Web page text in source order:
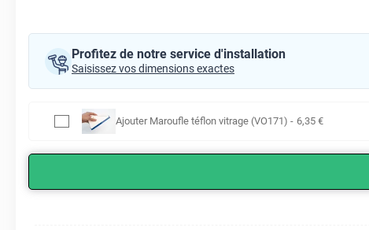
Profitez de notre service d'installation
Saisissez vos dimensions exactes
Ajouter Maroufle téflon vitrage (VO171) - 6,35 €